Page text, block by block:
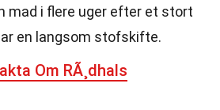
mad i flere uger efter et stort
en langsom stofskifte.
Om RÃ¸dhals